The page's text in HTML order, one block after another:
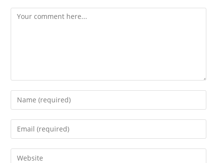
Comment
Enter
your
name
Enter
your
email
Enter